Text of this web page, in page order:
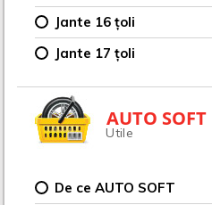
Jante 16 țoli
Jante 17 țoli
AUTO SOFT
Utile
De ce AUTO SOFT